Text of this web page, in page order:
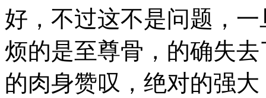
好，不过这不是问题，
烦的是至尊骨，的确失
的肉身赞叹，绝对的强